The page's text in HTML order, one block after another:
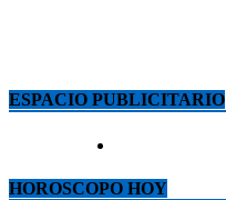
ESPACIO PUBLICITARIO
HOROSCOPO HOY